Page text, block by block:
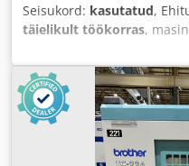
Seisukord: kasutatud,
täielikult töökorras,